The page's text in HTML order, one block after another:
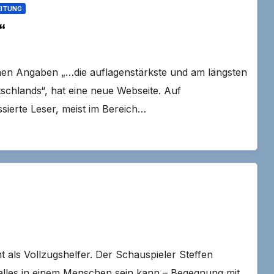
Angaben „…die auflagenstärkste und am längsten
hat eine neue Webseite. Auf
Leser, meist im Bereich…
als Vollzugshelfer. Der Schauspieler Steffen